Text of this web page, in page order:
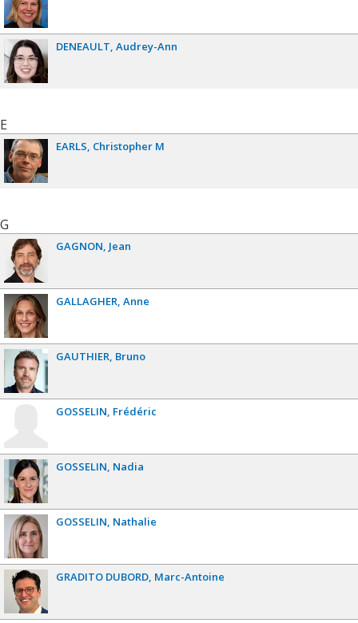
DENEAULT Audrey-Ann
E
EARLS Christopher M
G
GAGNON Jean
GALLAGHER Anne
GAUTHIER Bruno
GOSSELIN Frédéric
GOSSELIN Nadia
GOSSELIN Nathalie
GRADITO DUBORD Marc-Antoine